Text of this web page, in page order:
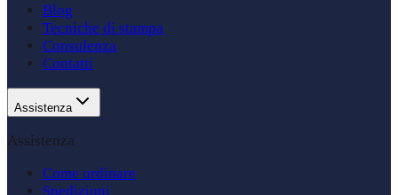
Blog
Tecniche di stampa
Consulenza
Contatti
Assistenza
Assistenza
Come ordinare
Spedizioni